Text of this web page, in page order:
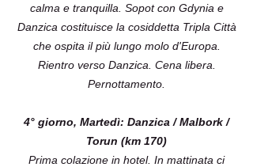
calma e tranquilla. Sopot con Gdynia e
Danzica costituisce la cosiddetta Tripla Città
che ospita il più lungo molo d'Europa.
Rientro verso Danzica. Cena libera.
Pernottamento.
4° giorno, Martedì: Danzica / Malbork /
Torun (km 170)
Prima colazione in hotel. In mattinata ci